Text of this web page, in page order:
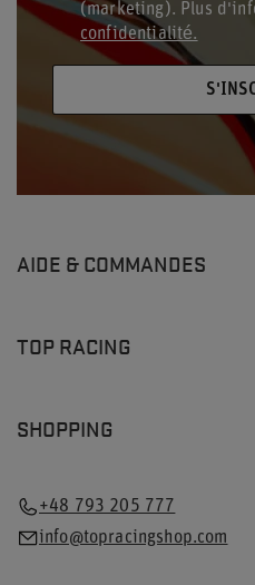
(marketing). Plus
confidentialité.
AIDE & COMMANDES
TOP RACING
SHOPPING
+48 793 205 777
info@topracingshop.com